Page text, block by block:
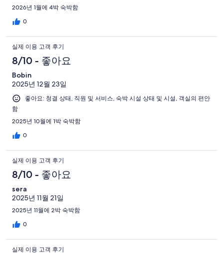
2026년 1월에 4박 숙박함
0
실제 이용 고객 후기
8/10 - 좋아요
Bobin
2025년 12월 23일
좋아요: 청결 상태, 직원 및 서비스, 숙박 시설 상태 및 시설, 객실의 편안
함
2025년 10월에 1박 숙박함
0
실제 이용 고객 후기
8/10 - 좋아요
sera
2025년 11월 21일
2025년 11월에 2박 숙박함
0
실제 이용 고객 후기